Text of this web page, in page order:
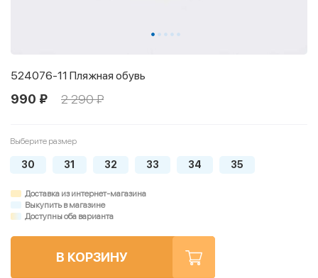
524076-11 Пляжная обувь
990 ₽ 2 290 ₽
Выберите размер
30 31 32 33 34 35
Доставка из интернет-магазина
Выкупить в магазине
Доступны оба варианта
В КОРЗИНУ